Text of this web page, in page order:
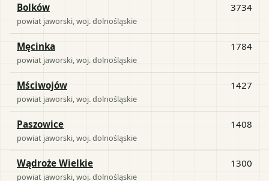
Bolków
powiat jaworski , woj.dolnośląskie
3734
Męcinka
powiat jaworski , woj.dolnośląskie
1784
Mściwojów
powiat jaworski , woj.dolnośląskie
1427
Paszowice
powiat jaworski , woj.dolnośląskie
1408
Wądroże Wielkie
powiat jaworski , woj.dolnośląskie
1300